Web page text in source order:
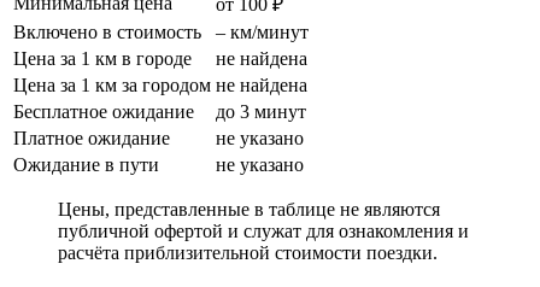
от 100 ₽
Включено в стоимость
– км/минут
Цена за 1 км в городе
не найдена
Цена за 1 км за городом не найдена
Бесплатное ожидание
до 3 минут
Платное ожидание
не указано
Ожидание в пути
не указано
Цены, представленные в таблице не являются
публичной офертой и служат для ознакомления и
расчёта приблизительной стоимости поездки.